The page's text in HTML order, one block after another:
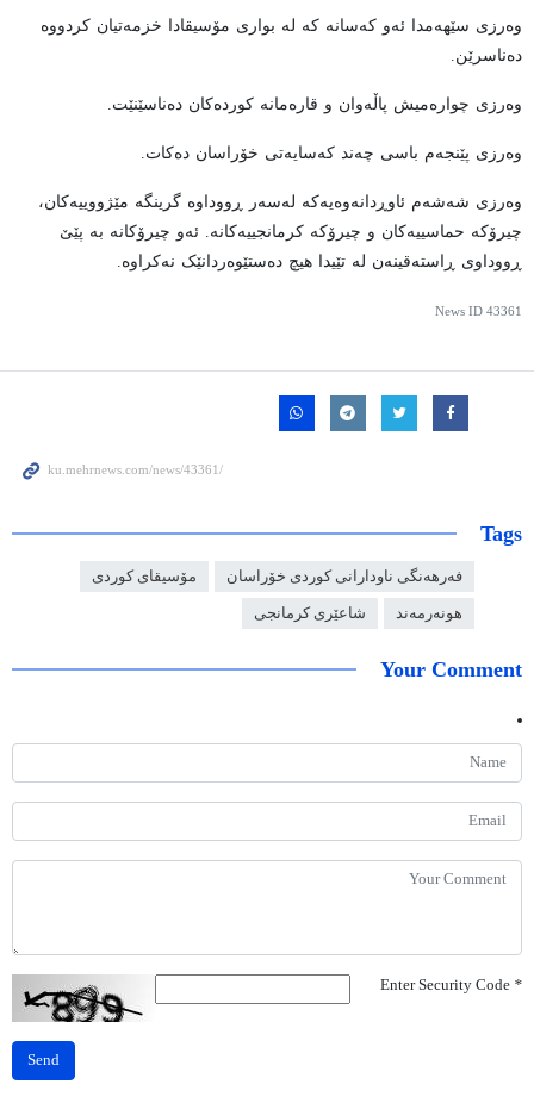
وەرزی سێهەمدا ئەو کەسانە کە لە بواری مۆسیقادا خزمەتیان کردووە
دەناسرێن.
وەرزی چوارەمیش پاڵەوان و قارەمانە کوردەکان دەناسێنێت.
وەرزی پێنجەم باسی چەند کەسایەتی خۆراسان دەکات.
وەرزی شەشەم ئاوڕدانەوەیەکە لەسەر ڕووداوە گرینگە مێژووییەکان،
چیرۆکە حماسییەکان و چیرۆکە کرمانجییەکانە. ئەو چیرۆکانە بە پێێ
ڕووداوی ڕاستەقینەن لە تێیدا هیچ دەستێوەردانێک نەکراوە.
News ID 43361
Tags
فەرهەنگی ناودارانی کوردی خۆراسان مۆسیقای کوردی
هونەرمەند شاعێری کرمانجی
Your Comment
*
Send